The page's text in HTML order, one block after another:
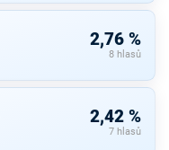
2,76 %
8 hlasů
2,42 %
7 hlasů